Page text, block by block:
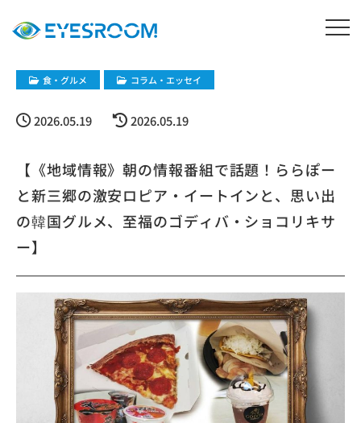
​食・グルメ コラム・エッセイ
2026.05.19 2026.05.19
【《地域情報》朝の情報番組で話題！ららぽー
と新三郷の激安ロピア・イートインと、思い出
の韓国グルメ、至福のゴディバ・ショコリキサ
ー】